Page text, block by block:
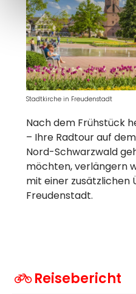
Nach dem Frühstück
– Ihre Radtour auf
Nord-Schwarzwald
möchten, verlängern
mit einer zusätzlichen
Freudenstadt.
Stadtkirche in Freudenstadt
Reisebericht